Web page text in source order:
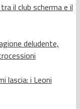
il club scherma e il
deludente,
lascia: i Leoni